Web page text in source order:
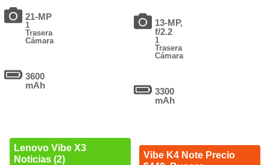
21-MP
1
Trasera
Cámara
3600
mAh
Lenovo Vibe X3
Noticias (2)
13-MP,
f/2.2
1
Trasera
Cámara
3300
mAh
Vibe K4 Note Precio